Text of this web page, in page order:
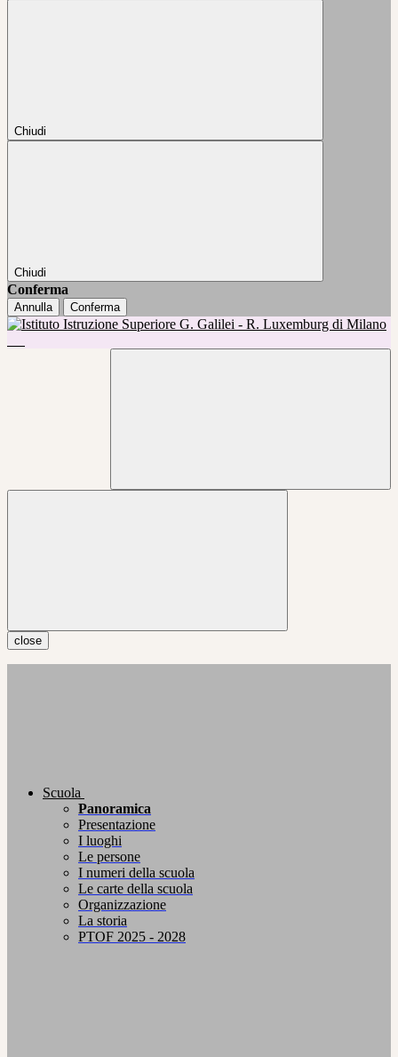
Chiudi
Chiudi
Conferma
Annulla Conferma
close
Scuola
Panoramica
Presentazione
I luoghi
Le persone
I numeri della scuola
Le carte della scuola
Organizzazione
La storia
PTOF 2025 - 2028